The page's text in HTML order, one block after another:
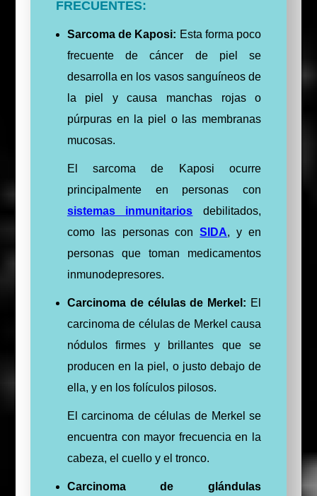
FRECUENTES:
Sarcoma de Kaposi: Esta forma poco
frecuente de cáncer de piel se
desarrolla en los vasos sanguíneos de
la piel y causa manchas rojas o
púrpuras en la piel o las membranas
mucosas.
El sarcoma de Kaposi ocurre
principalmente en personas con
sistemas inmunitarios debilitados,
como las personas conSIDA, y en
personas que toman medicamentos
inmunodepresores.
Carcinoma de células de Merkel: El
carcinoma de células de Merkel causa
nódulos firmes y brillantes que se
producen en la piel, o justo debajo de
ella, y en los folículos pilosos.
El carcinoma de células de Merkel se
encuentra con mayor frecuencia en la
cabeza, el cuello y el tronco.
Carcinoma de glándulas